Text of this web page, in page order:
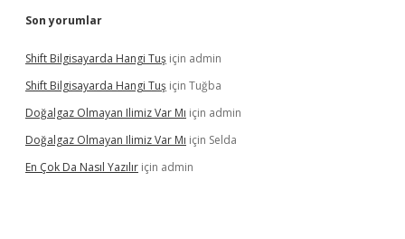
Son yorumlar
Shift Bilgisayarda Hangi Tuş için admin
Shift Bilgisayarda Hangi Tuş için Tuğba
Doğalgaz Olmayan Ilimiz Var Mı için admin
Doğalgaz Olmayan Ilimiz Var Mı için Selda
En Çok Da Nasıl Yazılır için admin